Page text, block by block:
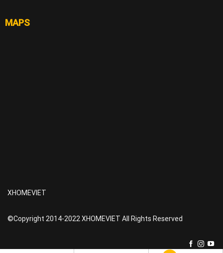
MAPS
XHOMEVIET
©Copyright 2014-2022 XHOMEVIET All Rights Reserved